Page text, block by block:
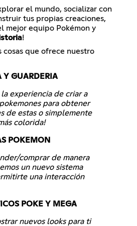
el mundo, socializar con
tus propias creaciones,
mejor equipo Pokémon y
!
cosas que ofrece nuestro
Y GUARDERIA
la experiencia de criar a
para obtener
de estas o simplemente
colorida!
POKEMON
comprar de manera
un nuevo sistema
una interacción
POKE Y MEGA
nuevos looks para ti